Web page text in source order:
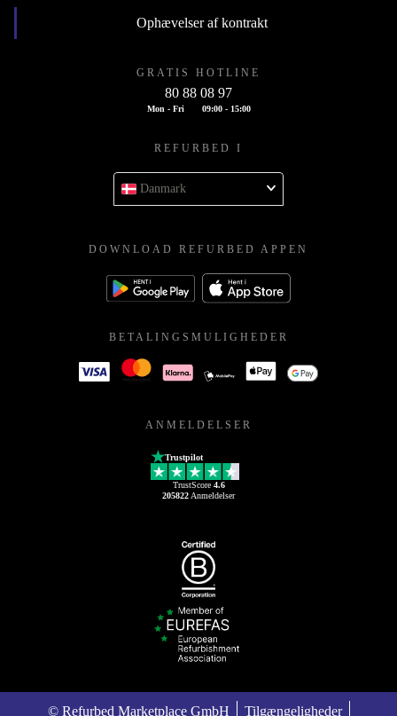
Ophævelser af kontrakt
GRATIS HOTLINE
80 88 08 97
Mon - Fri 09:00 - 15:00
REFURBED I
Danmark
DOWNLOAD REFURBED APPEN
BETALINGSMULIGHEDER
ANMELDELSER
Trustpilot
TrustScore 4.6
205822 Anmeldelser
© Refurbed Marketplace GmbH Tilgængeligheder